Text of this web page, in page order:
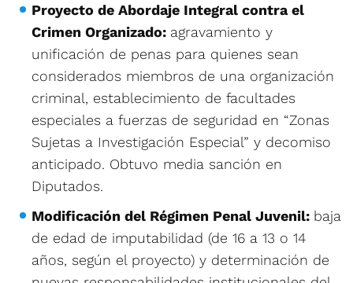
Proyecto de Abordaje Integral contra el
Crimen Organizado: agravamiento y
unificación de penas para quienes sean
considerados miembros de una organización
criminal, establecimiento de facultades
especiales a fuerzas de seguridad en “Zonas
Sujetas a Investigación Especial” y decomiso
anticipado. Obtuvo media sanción en
Diputados.
Modificación del Régimen Penal Juvenil: baja
de edad de imputabilidad (de 16 a 13 o 14
años, según el proyecto) y determinación de